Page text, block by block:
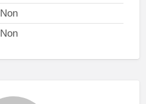
Non
Non